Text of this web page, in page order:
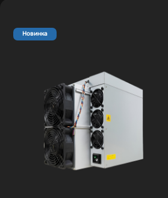
Новинка